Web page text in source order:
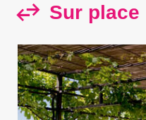
Sur place